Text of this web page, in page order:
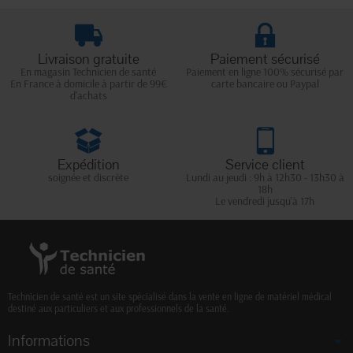
Livraison gratuite
En magasin Technicien de santé
En France à domicile à partir de 99€
d'achats
Paiement sécurisé
Paiement en ligne 100% sécurisé par
carte bancaire ou Paypal
Expédition
soignée et discrète
Service client
Lundi au jeudi : 9h à 12h30 - 13h30 à
18h
Le vendredi jusqu'à 17h
Technicien de santé est un site spécialisé dans la vente en ligne de matériel médical
destiné aux particuliers et aux professionnels de la santé.
Informations